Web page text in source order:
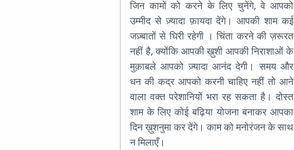
जिन कामों को करने के लिए चुनेंगे, वे आपको
उम्मीद से ज़्यादा फ़ायदा देंगे। आपकी शाम कई
जज़्बातों से घिरी रहेगी । चिंता करने की ज़रूरत
नहीं है, क्योंकि आपकी ख़ुशी आपकी निराशाओं के
मुक़ाबले आपको ज़्यादा आनंद देगी। समय और
धन की कद्र आपको करनी चाहिए नहीं तो आने
वाला वक्त परेशानियों भरा रह सकता है। दोस्त
शाम के लिए कोई बढ़िया योजना बनाकर आपका
दिन ख़ुशनुमा कर देंगे। काम को मनोरंजन के साथ
न मिलाएँ।